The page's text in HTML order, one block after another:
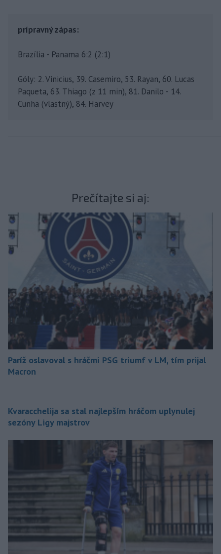
prípravný zápas:
Brazília - Panama 6:2 (2:1)
Góly: 2. Vinicius, 39. Casemiro, 53. Rayan, 60. Lucas
Paqueta, 63. Thiago (z 11 min), 81. Danilo - 14.
Cunha (vlastný), 84. Harvey
Prečítajte si aj:
Paríž oslavoval s hráčmi PSG triumf v LM, tím prijal
Macron
Kvaracchelija sa stal najlepším hráčom uplynulej
sezóny Ligy majstrov